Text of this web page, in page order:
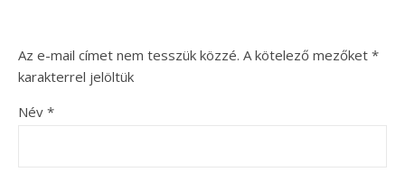
Az e-mail címet nem tesszük közzé. A kötelező mezőket *
karakterrel jelöltük
Név *